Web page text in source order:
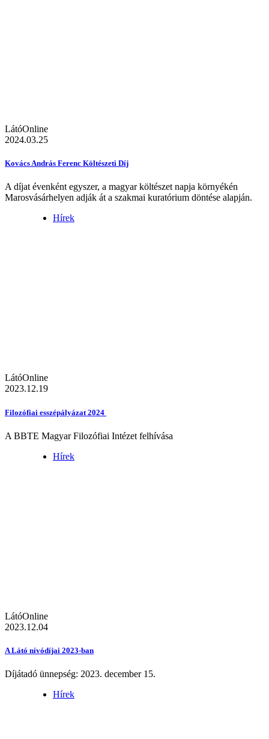
LátóOnline
2024.03.25
Kovács András Ferenc Költészeti Díj
A díjat évenként egyszer, a magyar költészet napja környékén
Marosvásárhelyen adják át a szakmai kuratórium döntése alapján.
Hírek
LátóOnline
2023.12.19
Filozófiai esszépályázat 2024
A BBTE Magyar Filozófiai Intézet felhívása
Hírek
LátóOnline
2023.12.04
A Látó nívódíjai 2023-ban
Díjátadó ünnepség: 2023. december 15.
Hírek